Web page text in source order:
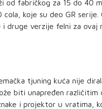
od fabričkog za 15 do 40
cola, koje su deo GR
i druge verzije felni za ovaj
tjuning kuća nije
biti unapređen različitim
i projektor u vratima,